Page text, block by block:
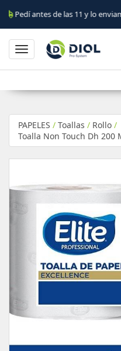
de las 11 y lo enviamos en el día
Toggle navigation
PAPELES / Toallas / Rollo /
Toalla Non Touch Dh 200